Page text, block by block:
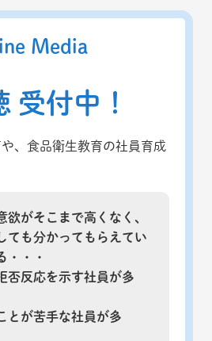
Media
受付中！
、食品衛生教育の社員育成
欲がそこまで高くなく、
ても分かってもらえてい
・・・
否反応を示す社員が多
とが苦手な社員が多